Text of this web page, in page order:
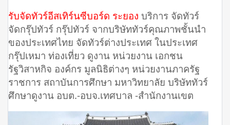
รับจัดทัวร์อีสเทิร์นซีบอร์ด ระยอง บริการ จัดทัวร์
จัดกรุ๊ปทัวร์ กรุ๊ปทัวร์ จากบริษัททัวร์คุณภาพชั้นนำ
ของประเทศไทย จัดทัวร์ต่างประเทศ ในประเทศ
กรุ๊ปเหมา ท่องเที่ยว ดูงาน หน่วยงาน เอกชน
รัฐวิสาหกิจ องค์กร มูลนิธิต่างๆ หน่วยงานภาครัฐ
ราชการ สถาบันการศึกษา มหาวิทยาลัย บริษัททัวร์
ศึกษาดูงาน อบต.-อบจ.เทศบาล -สำนักงานเขต